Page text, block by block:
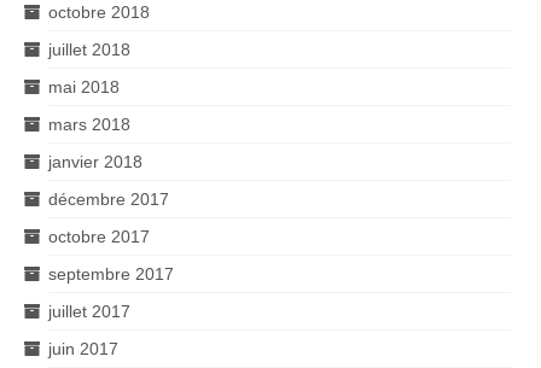
octobre 2018
juillet 2018
mai 2018
mars 2018
janvier 2018
décembre 2017
octobre 2017
septembre 2017
juillet 2017
juin 2017